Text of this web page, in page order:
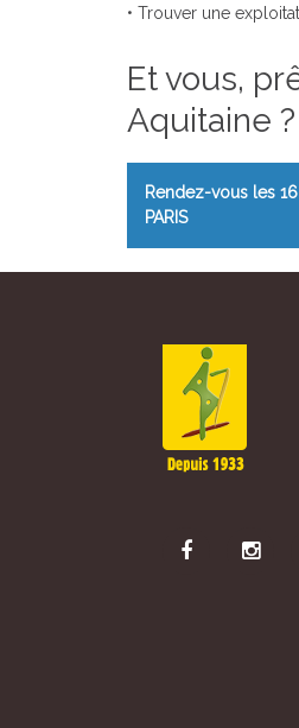
• Trouver une
Et vous,
Aquitaine ?
Rendez-vous les
PARIS